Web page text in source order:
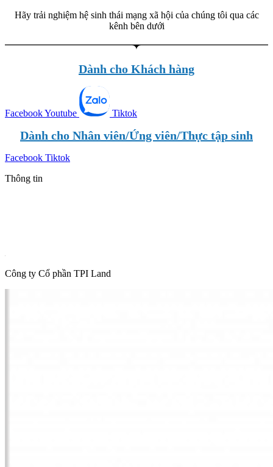
Hãy trải nghiệm hệ sinh thái mạng xã hội của chúng tôi qua các
kênh bên dưới
Dành cho Khách hàng
FacebookYoutube Tiktok
Dành cho Nhân viên/Ứng viên/Thực tập sinh
Facebook Tiktok
Thông tin
Công ty Cổ phần TPI Land